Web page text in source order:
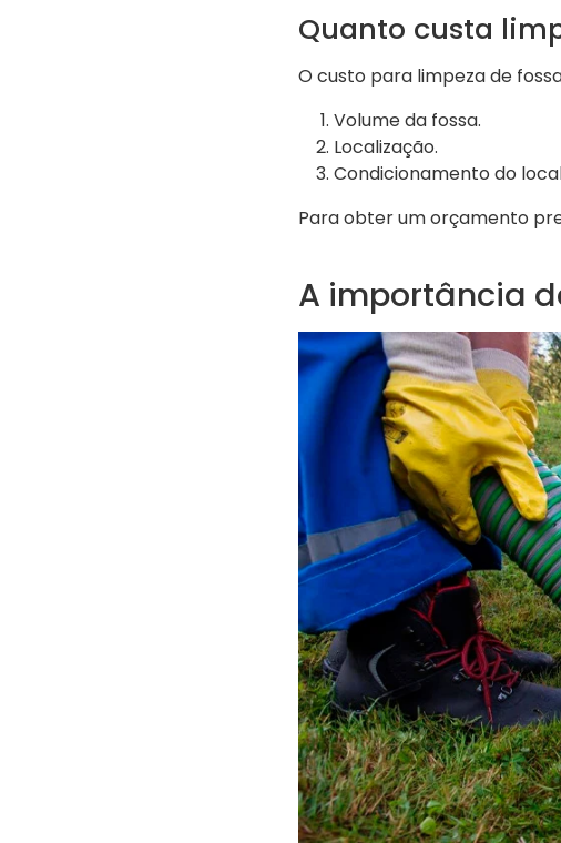
Quanto custa
O custo para limpeza de
Volume da fossa.
Localização.
Condicionamento do
Para obter um orçamento
A importância